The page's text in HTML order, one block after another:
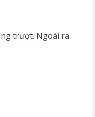
trượt. Ngoài ra